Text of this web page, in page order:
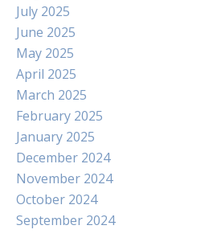
July 2025
June 2025
May 2025
April 2025
March 2025
February 2025
January 2025
December 2024
November 2024
October 2024
September 2024